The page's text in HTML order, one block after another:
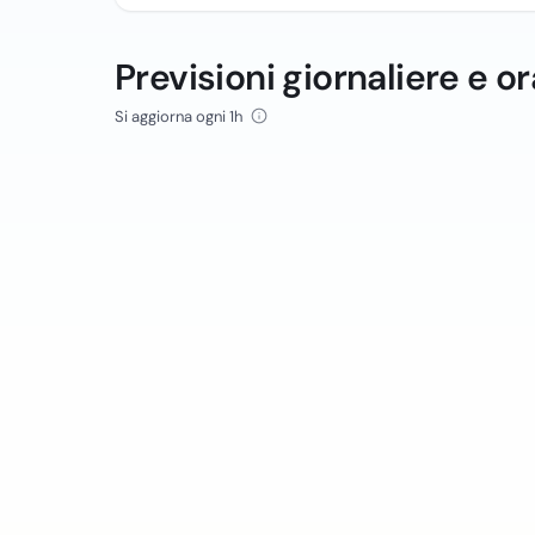
Previsioni giornaliere e
Si aggiorna ogni 1h